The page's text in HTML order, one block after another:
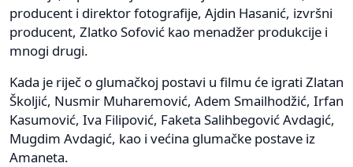
producent i direktor fotografije, Ajdin Hasanić, izvršni
producent, Zlatko Sofović kao menadžer produkcije i
mnogi drugi.
Kada je riječ o glumačkoj postavi u filmu će igrati Zlatan
Školjić, Nusmir Muharemović, Adem Smailhodžić, Irfan
Kasumović, Iva Filipović, Faketa Salihbegović Avdagić,
Mugdim Avdagić, kao i većina glumačke postave iz
Amaneta.